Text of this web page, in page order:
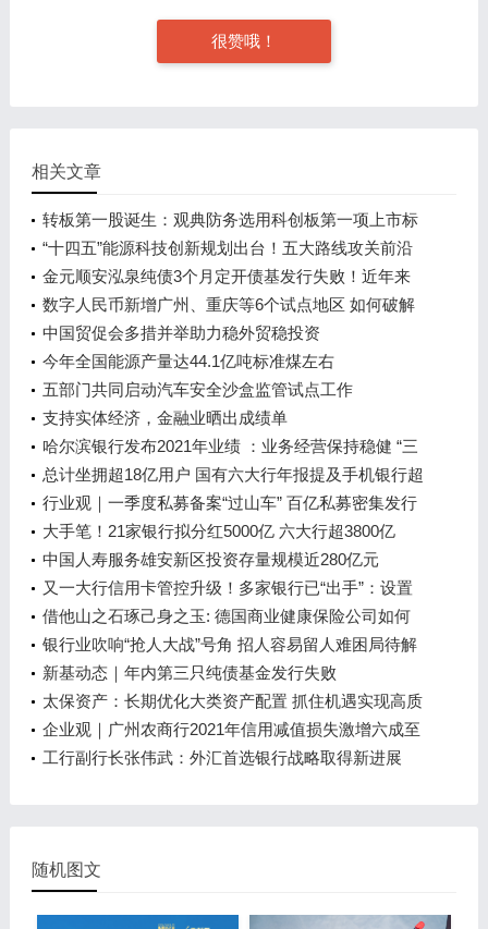
很赞哦！
相关文章
转板第一股诞生：观典防务选用科创板第一项上市标
准转板成功
“十四五”能源科技创新规划出台！五大路线攻关前沿
技术
金元顺安泓泉纯债3个月定开债基发行失败！近年来
多次“踩雷”暴露债券投资问题
数字人民币新增广州、重庆等6个试点地区 如何破解
发展新问题？
中国贸促会多措并举助力稳外贸稳投资
今年全国能源产量达44.1亿吨标准煤左右
五部门共同启动汽车安全沙盒监管试点工作
支持实体经济，金融业晒出成绩单
哈尔滨银行发布2021年业绩 ：业务经营保持稳健 “三
驾马车”成效初显 信贷投放回归本土 高质量服务实体
经济
总计坐拥超18亿用户 国有六大行年报提及手机银行超
百次
行业观｜一季度私募备案“过山车” 百亿私募密集发行
新产品
大手笔！21家银行拟分红5000亿 六大行超3800亿
中国人寿服务雄安新区投资存量规模近280亿元
又一大行信用卡管控升级！多家银行已“出手”：设置
持卡数量上限、限制非消费类交易……
借他山之石琢己身之玉: 德国商业健康保险公司如何
在激烈竞争中实现可持续发展？
银行业吹响“抢人大战”号角 招人容易留人难困局待解
新基动态｜年内第三只纯债基金发行失败
太保资产：长期优化大类资产配置 抓住机遇实现高质
量发展
企业观｜广州农商行2021年信用减值损失激增六成至
126亿元 归母净利连续两年跌超30%
工行副行长张伟武：外汇首选银行战略取得新进展
随机图文